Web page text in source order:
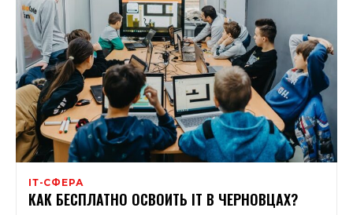
ІТ-СФЕРА
КАК БЕСПЛАТНО ОСВОИТЬ IT В ЧЕРНОВЦАХ?